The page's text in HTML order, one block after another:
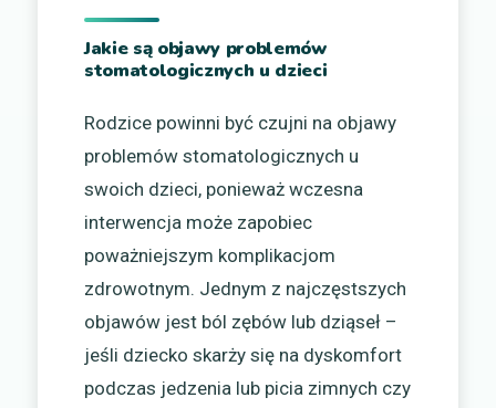
Jakie są objawy problemów
stomatologicznych u dzieci
Rodzice powinni być czujni na objawy
problemów stomatologicznych u
swoich dzieci, ponieważ wczesna
interwencja może zapobiec
poważniejszym komplikacjom
zdrowotnym. Jednym z najczęstszych
objawów jest ból zębów lub dziąseł –
jeśli dziecko skarży się na dyskomfort
podczas jedzenia lub picia zimnych czy